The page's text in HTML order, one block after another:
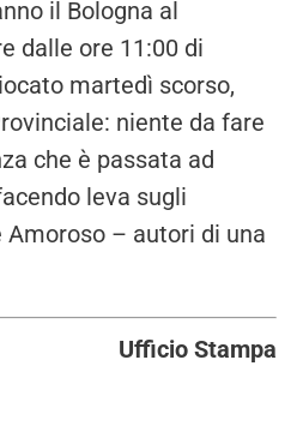
il Bologna al
dalle ore 11:00 di
martedì scorso,
niente da fare
che è passata ad
leva sugli
– autori di una
Ufficio Stampa